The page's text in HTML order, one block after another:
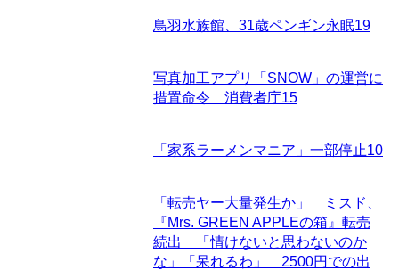
鳥羽水族館、31歳ペンギン永眠19
写真加工アプリ「SNOW」の運営に
措置命令 消費者庁15
「家系ラーメンマニア」一部停止10
「転売ヤー大量発生か」 ミスド、
『Mrs. GREEN APPLEの箱』転売
続出 「情けないと思わないのか
な」「呆れるわ」 2500円での出